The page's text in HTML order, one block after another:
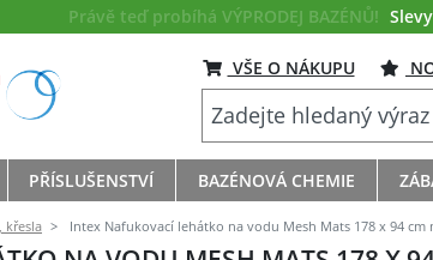
Právě teď probíhá VÝPRODEJ BAZÉNŮ!
VŠE O NÁKUPU
PŘÍSLUŠENSTVÍ BAZÉNOVÁ CHEMIE
křesla Intex Nafukovací lehátko na vodu Mesh Mats 178 x 94 cm